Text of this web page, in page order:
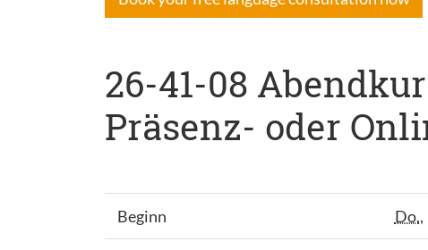
26-41-08
Präsenz- oder
Beginn Do.